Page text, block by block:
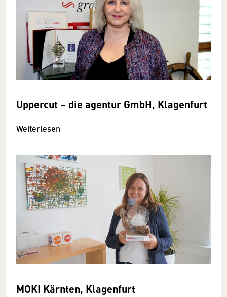
Uppercut – die agentur GmbH, Klagenfurt
Weiterlesen
MOKI Kärnten, Klagenfurt